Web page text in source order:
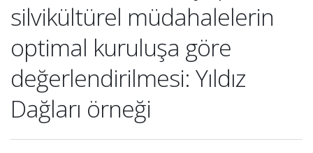
silvikültürel müdahalelerin
optimal kuruluşa göre
değerlendirilmesi: Yıldız
Dağları örneği